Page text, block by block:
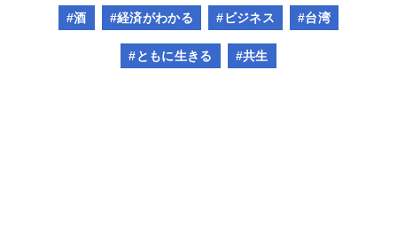
#酒 #経済がわかる #ビジネス #台湾
#ともに生きる #共生